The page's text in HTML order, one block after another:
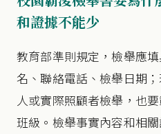
和證據不能少
教育部準則規定，檢舉應
名、聯絡電話、檢舉日期
人或實際照顧者檢舉，也
班級。檢舉事實內容和相